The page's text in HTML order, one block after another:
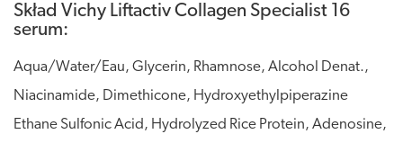
Skład Vichy Liftactiv Collagen Specialist 16
serum:
Aqua/Water/Eau, Glycerin, Rhamnose, Alcohol Denat.,
Niacinamide, Dimethicone, Hydroxyethylpiperazine
Ethane Sulfonic Acid, Hydrolyzed Rice Protein, Adenosine,